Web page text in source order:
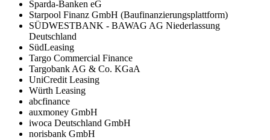
Sparda-Banken eG
Starpool Finanz GmbH (Baufinanzierungsplattform)
SÜDWESTBANK - BAWAG AG Niederlassung
Deutschland
SüdLeasing
Targo Commercial Finance
Targobank AG & Co. KGaA
UniCredit Leasing
Würth Leasing
abcfinance
auxmoney GmbH
iwoca Deutschland GmbH
norisbank GmbH